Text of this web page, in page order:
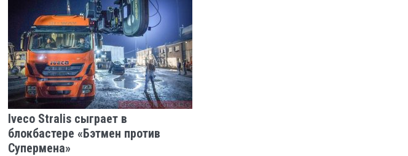
Iveco Stralis сыграет в
блокбастере «Бэтмен против
Супермена»